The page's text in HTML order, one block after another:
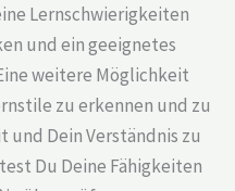
Lernschwierigkeiten
und ein geeignetes
weitere Möglichkeit
zu erkennen und zu
und Dein Verständnis zu
Du Deine Fähigkeiten